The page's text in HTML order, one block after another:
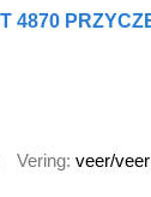
Vering veer/veer